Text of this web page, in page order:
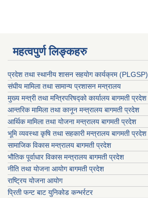
महत्वपुर्ण लिङ्कहरु
प्रदेश तथा स्थानीय शासन सहयाेग कार्यक्रम (PLGSP)
संघीय मामिला तथा सामान्य प्रशासन मन्त्रालय
मुख्य मन्त्री तथा मन्त्रिपरिषद्को कार्यालय बागमती प्रदेश
आन्तरिक मामिला तथा कानून मन्त्रालय बागमती प्रदेश
आर्थिक मामिला तथा योजना मन्त्रालय बागमती प्रदेश
भूमि व्यवस्था कृषि तथा सहकारी मन्त्रालय बागमती प्रदेश
सामाजिक विकास मन्त्रालय बागमती प्रदेश
भौतिक पूर्वाधार विकास मन्त्रालय बागमती प्रदेश
नीति तथा योजना आयोग बागमती प्रदेश
राष्ट्रिय योजना आयोग
प्रिती फन्ट बाट युनिकोड कन्भर्रटर